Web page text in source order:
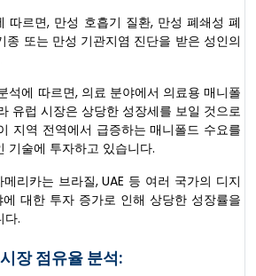
따르면, 만성 호흡기 질환, 만성 폐쇄성 폐
또는 만성 기관지염 진단을 받은 성인의
석에 따르면, 의료 분야에서 의료용 매니폴
유럽 시장은 상당한 성장세를 보일 것으로
지역 전역에서 급증하는 매니폴드 수요를
기술에 투자하고 있습니다.
리카는 브라질, UAE 등 여러 국가의 디지
대한 투자 증가로 인해 상당한 성장률을
다.
장 점유율 분석: